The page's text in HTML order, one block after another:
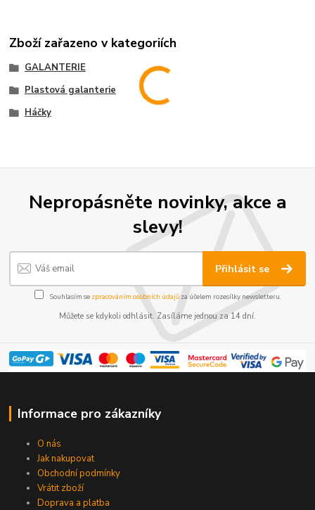
Zboží zařazeno v kategoriích
GALANTERIE
Plastová galanterie
Háčky
Nepropásněte novinky, akce a
slevy!
Přihlásit se
Souhlasím se zpracováním osobních údajůza účelem rozesílky newsletteru.
Můžete se kdykoli odhlásit. Zasíláme jednou za 14 dní.
Informace pro zákazníky
O nás
Jak nakupovat
Obchodní podmínky
Vrátit zboží
Doprava a platba